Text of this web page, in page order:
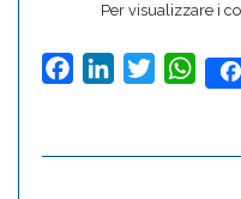
Per visualizzare i
FacebookLinkedInTwitter